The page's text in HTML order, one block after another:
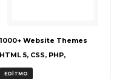
1000+ Website Themes
HTML 5, CSS, PHP,
WordPress Bundle
EDITMO